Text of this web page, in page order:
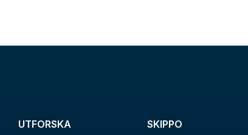
UTFORSKA SKIPPO